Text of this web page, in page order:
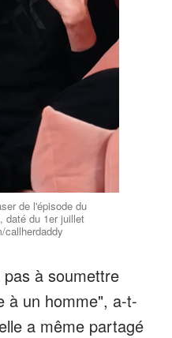
de l'épisode du
daté du 1er juillet
callherdaddy
à soumettre
à un homme", a-t-
a même partagé